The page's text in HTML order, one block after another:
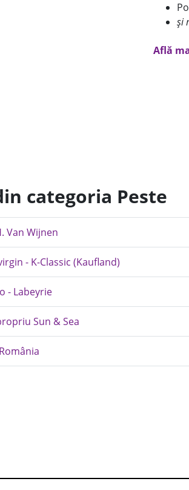
și
Află
categoria Peste
Van Wijnen
- K-Classic (Kaufland)
- Labeyrie
Sun & Sea